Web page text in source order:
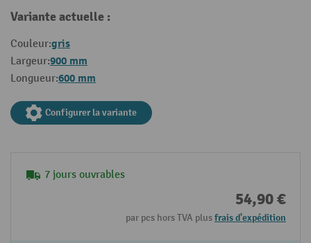
Variante actuelle :
Couleur:gris
Largeur:900 mm
Longueur:600 mm
Configurer la variante
7 jours ouvrables
54,90 €
par pcs hors TVA plusfrais d'expédition